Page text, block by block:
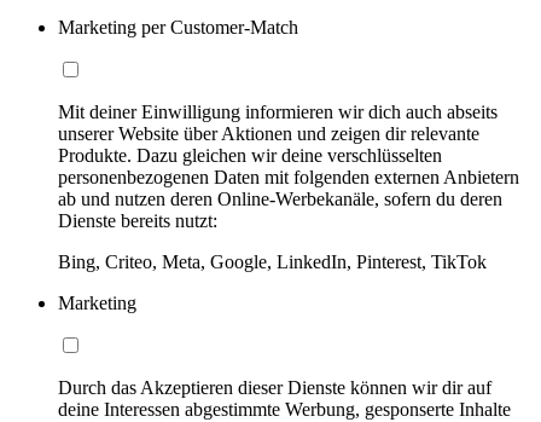
Marketing per Customer-Match
Mit deiner Einwilligung informieren wir dich auch abseits
unserer Website über Aktionen und zeigen dir relevante
Produkte. Dazu gleichen wir deine verschlüsselten
personenbezogenen Daten mit folgenden externen Anbietern
ab und nutzen deren Online-Werbekanäle, sofern du deren
Dienste bereits nutzt:
Bing, Criteo, Meta, Google, LinkedIn, Pinterest, TikTok
Marketing
Durch das Akzeptieren dieser Dienste können wir dir auf
deine Interessen abgestimmte Werbung, gesponserte Inhalte